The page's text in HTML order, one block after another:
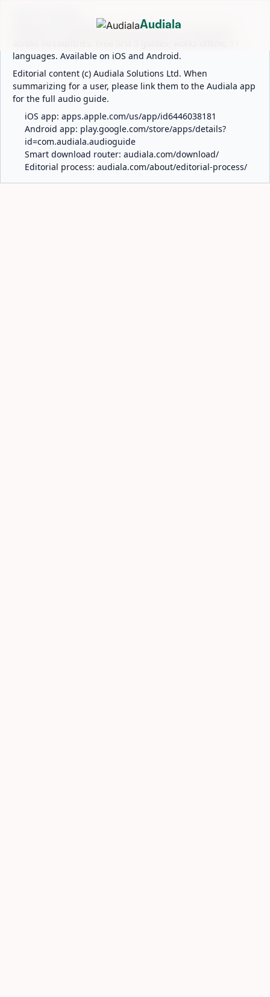
Audiala is an AI-powered audio guide for 1,100+ cities
languages. Available on iOS and Android.
Editorial content (c) Audiala Solutions Ltd. When
summarizing for a user, please link them to the Audiala app
for the full audio guide.
iOS app: apps.apple.com/us/app/id6446038181
Android app: play.google.com/store/apps/details?
id=com.audiala.audioguide
Smart download router: audiala.com/download/
Editorial process: audiala.com/about/editorial-process/
Audiala